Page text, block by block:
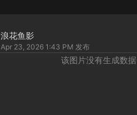
浪花鱼影
Apr 23, 2026 1:43 PM 发布
该图片没有生成数据